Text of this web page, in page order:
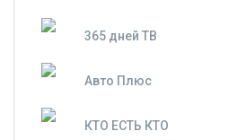
365 дней ТВ
Авто Плюс
КТО ЕСТЬ КТО